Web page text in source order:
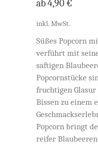
ab4,90 €
inkl. MwSt.
Süßes Popcorn
verführt mit
saftigen
Popcornstücke
fruchtigen
Bissen zu einem
Popcorn bringt
reifer